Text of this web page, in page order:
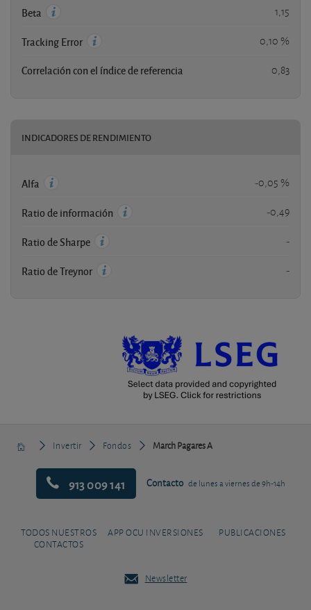
Beta 1,15
Tracking Error 0,10 %
Correlación con el índice de referencia 0,83
INDICADORES DE RENDIMIENTO
Alfa -0,05 %
Ratio de información -0,49
Ratio de Sharpe -
Ratio de Treynor -
Invertir Fondos March Pagares A
913 009 141 Contacto de lunes a viernes de 9h-14h
TODOS NUESTROS
CONTACTOS
APP OCU INVERSIONES PUBLICACIONES
Newsletter